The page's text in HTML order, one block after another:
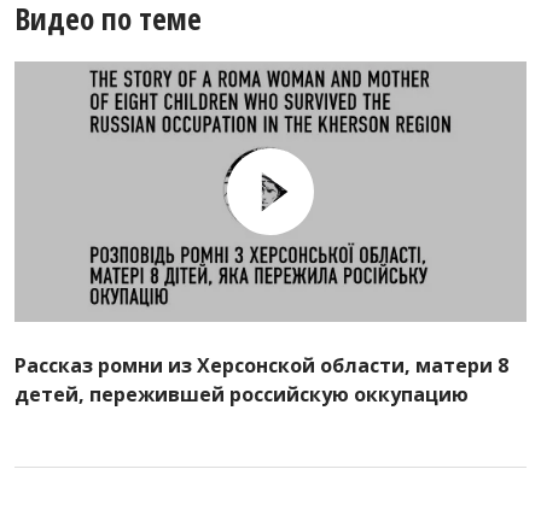
Видео по теме
Рассказ ромни из Херсонской области, матери 8
детей, пережившей российскую оккупацию